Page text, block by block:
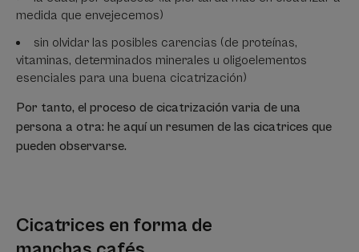
medida que envejecemos)
sin olvidar las posibles carencias (de proteínas,
vitaminas, determinados minerales u oligoelementos
esenciales para una buena cicatrización)
Por tanto, el proceso de cicatrización varia de una
persona a otra: he aquí un resumen de las cicatrices que
pueden observarse.
Cicatrices en forma de